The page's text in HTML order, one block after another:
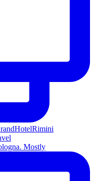
Mostly